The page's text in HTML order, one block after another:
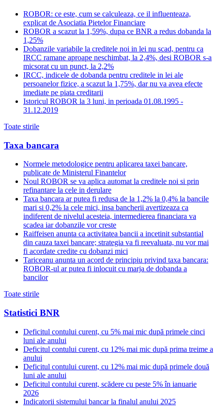
ROBOR: ce este, cum se calculeaza, ce il influenteaza,
explicat de Asociatia Pietelor Financiare
ROBOR a scazut la 1,59%, dupa ce BNR a redus dobanda la
1,25%
Dobanzile variabile la creditele noi in lei nu scad, pentru ca
IRCC ramane aproape neschimbat, la 2,4%, desi ROBOR s-a
micsorat cu un punct, la 2,2%
IRCC, indicele de dobanda pentru creditele in lei ale
persoanelor fizice, a scazut la 1,75%, dar nu va avea efecte
imediate pe piata creditarii
Istoricul ROBOR la 3 luni, in perioada 01.08.1995 -
31.12.2019
Toate stirile
Taxa bancara
Normele metodologice pentru aplicarea taxei bancare,
publicate de Ministerul Finantelor
Noul ROBOR se va aplica automat la creditele noi si prin
refinantare la cele in derulare
Taxa bancara ar putea fi redusa de la 1,2% la 0,4% la bancile
mari si 0,2% la cele mici, insa bancherii avertizeaza ca
indiferent de nivelul acesteia, intermedierea financiara va
scadea iar dobanzile vor creste
Raiffeisen anunta ca activitatea bancii a incetinit substantial
din cauza taxei bancare; strategia va fi reevaluata, nu vor mai
fi acordate credite cu dobanzi mici
Tariceanu anunta un acord de principiu privind taxa bancara:
ROBOR-ul ar putea fi inlocuit cu marja de dobanda a
bancilor
Toate stirile
Statistici BNR
Deficitul contului curent, cu 5% mai mic după primele cinci
luni ale anului
Deficitul contului curent, cu 12% mai mic după prima treime a
anului
Deficitul contului curent, cu 12% mai mic după primele două
luni ale anului
Deficitul contului curent, scădere cu peste 5% în ianuarie
2026
Indicatorii sistemului bancar la finalul anului 2025